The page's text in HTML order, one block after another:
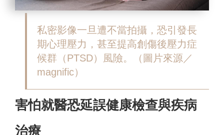
私密影像一旦遭不當拍攝，恐引發長
期心理壓力，甚至提高創傷後壓力症
候群（PTSD）風險。（圖片來源／
magnific）
害怕就醫恐延誤健康檢查與疾病
治療